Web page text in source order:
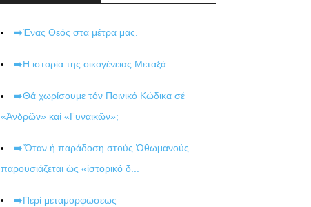
➡️Ένας Θεός στα μέτρα μας.
➡️Η ιστορία της οικογένειας Μεταξά.
➡️Θά χωρίσουμε τόν Ποινικό Κώδικα σέ
«Ἀνδρῶν» καί «Γυναικῶν»;
➡️Ὅταν ἡ παράδοση στούς Ὀθωμανούς
παρουσιάζεται ὡς «ἱστορικό δ...
➡️Περί μεταμορφώσεως